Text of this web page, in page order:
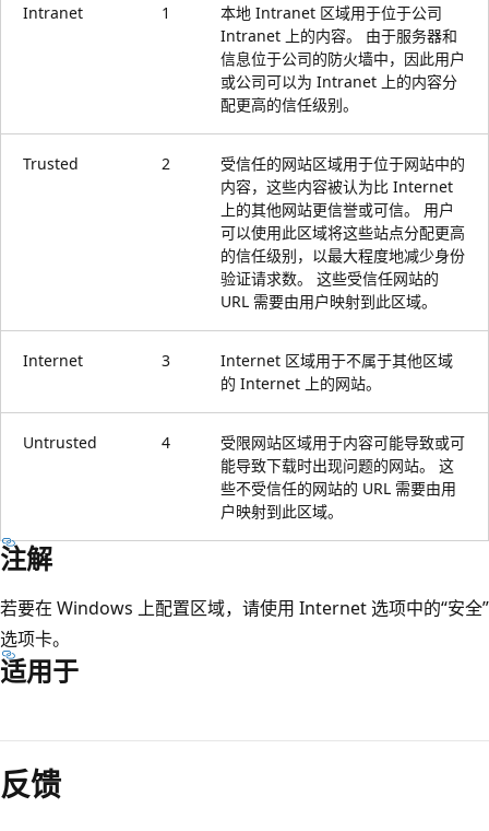
Intranet 1
本地 Intranet 区域用于位于公司
Intranet 上的内容。 由于服务器和
信息位于公司的防火墙中，因此用户
或公司可以为 Intranet 上的内容分
配更高的信任级别。
Trusted 2
受信任的网站区域用于位于网站中的
内容，这些内容被认为比 Internet
上的其他网站更信誉或可信。 用户
可以使用此区域将这些站点分配更高
的信任级别，以最大程度地减少身份
验证请求数。 这些受信任网站的
URL 需要由用户映射到此区域。
Internet 3
Internet 区域用于不属于其他区域
的 Internet 上的网站。
Untrusted 4
受限网站区域用于内容可能导致或可
能导致下载时出现问题的网站。 这
些不受信任的网站的 URL 需要由用
户映射到此区域。
注解
若要在 Windows 上配置区域，请使用 Internet 选项中的“安全”
选项卡。
适用于
读
模
反馈